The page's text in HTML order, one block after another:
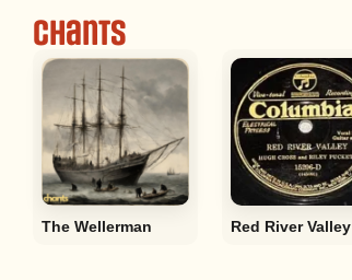
Chants
The Wellerman Red River Valley